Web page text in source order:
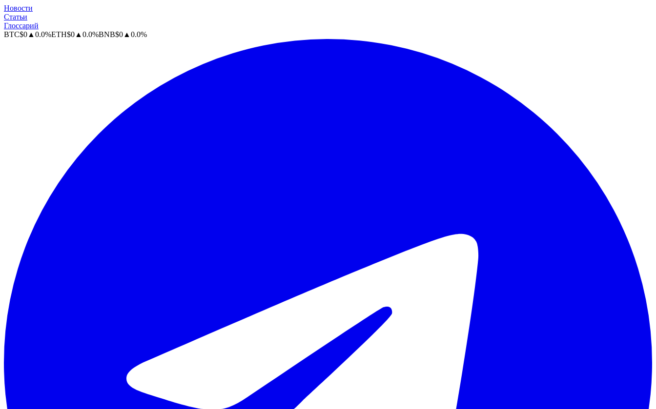
Новости
Статьи
Глоссарий
BTC$0 ▲ 0.0%ETH$0 ▲ 0.0%BNB$0 ▲ 0.0%